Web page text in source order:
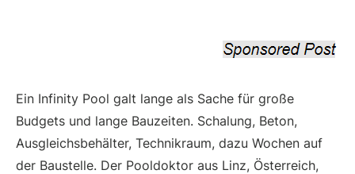
Ein Infinity Pool galt lange als Sache für große
Budgets und lange Bauzeiten. Schalung, Beton,
Ausgleichsbehälter, Technikraum, dazu Wochen auf
der Baustelle. Der Pooldoktor aus Linz, Österreich,